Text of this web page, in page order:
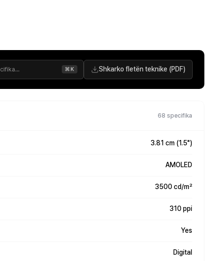
⌘K Shkarko fletën teknike (PDF)
68 specifika
3.81 cm (1.5")
AMOLED
3500 cd/m²
310 ppi
Yes
Digital